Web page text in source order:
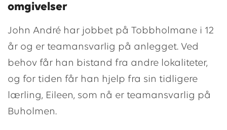
omgivelser
John André har jobbet på Tobbholmane i 12
år og er teamansvarlig på anlegget. Ved
behov får han bistand fra andre lokaliteter,
og for tiden får han hjelp fra sin tidligere
lærling, Eileen, som nå er teamansvarlig på
Buholmen.